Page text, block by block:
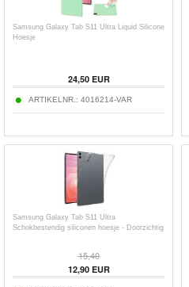
Samsung Galaxy Tab S11 Ultra Liquid Silicone
Hoesje
24,50EUR
ARTIKELNR.: 4016214-VAR
Samsung Galaxy Tab S11 Ultra
Schokbestendig siliconen hoesje - Doorzichtig
15,40
12,90EUR